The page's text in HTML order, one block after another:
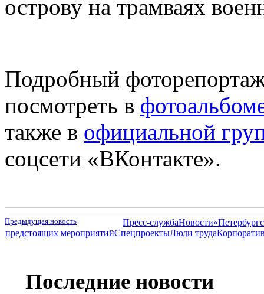
острову на трамваях
Подробный
посмотреть в
также в официальной
соцсети «ВКонтакте».
Предыдущая новость Пресс-службаНовости
предстоящих мероприятийСпецпроектыЛюди труда
Последние новости